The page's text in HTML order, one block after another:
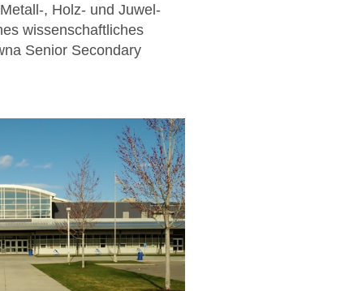
, Holz- und Juwel-
wissenschaftliches
Senior Secondary